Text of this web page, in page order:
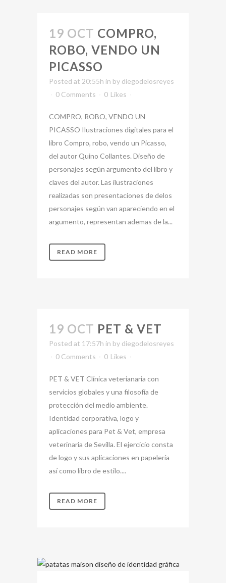
19 OCT COMPRO,
ROBO, VENDO UN
PICASSO
Posted at 20:55h in by diegodelosreyes
0 Comments
0 Likes
COMPRO, ROBO, VENDO UN
PICASSO Ilustraciones digitales para el
libro Compro, robo, vendo un Picasso,
del autor Quino Collantes. Diseño de
personajes según argumento del libro y
claves del autor. Las ilustraciones
realizadas son presentaciones de delos
personajes según van apareciendo en el
argumento, representan ademas de la...
READ MORE
19 OCT PET & VET
Posted at 17:57h in by diegodelosreyes
0 Comments
0 Likes
PET & VET Clínica veterianaria con
servicios globales y una filosofía de
protección del medio ambiente.
Identidad corporativa, logo y
aplicaciones para Pet & Vet, empresa
veterinaria de Sevilla. El ejercicio consta
de logo y sus aplicaciones en papelería
así como libro de estilo....
READ MORE